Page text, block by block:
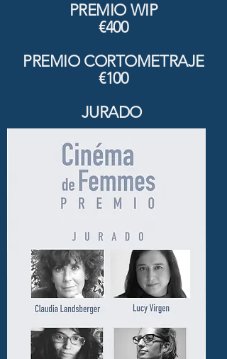
PREMIO WIP
€400
PREMIO CORTOMETRAJE
€100
JURADO